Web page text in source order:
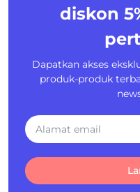
diskon
Dapatkan akses
produk-produk